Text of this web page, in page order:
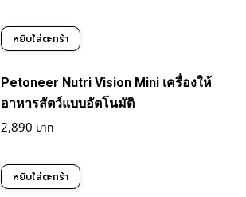
variants.
options
chosen
was:
1,400฿.
หยิบใส่ตะกร้า
Petoneer Nutri Vision Mini เครื่องให้
อาหารสัตว์แบบอัตโนมัติ
2,890
หยิบใส่ตะกร้า